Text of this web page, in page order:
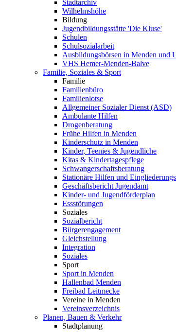
Stadtarchiv
Wilhelmshöhe
Bildung
Jugendbildungsstätte 'Die Kluse'
Schulen
Schulsozialarbeit
Ausbildungsbörsen in Menden und
VHS Hemer-Menden-Balve
Familie, Soziales & Sport
Familie
Familienbüro
Familienlotse
Allgemeiner Sozialer Dienst (ASD)
Ambulante Hilfen
Drogenberatung
Frühe Hilfen in Menden
Kinderschutz in Menden
Kinder, Teenies & Jugendliche
Kitas & Kindertagespflege
Schwangerschaftsberatung
Stationäre Hilfen und
Geschäftsbericht Jugendamt
Kinder- und Jugendförderplan
Essstörungen
Soziales
Sozialbericht
Bürgerengagement
Gleichstellung
Integration
Soziales
Sport
Sport in Menden
Hallenbad Menden
Freibad Leitmecke
Vereine in Menden
Vereinsverzeichnis
Planen, Bauen & Verkehr
Stadtplanung